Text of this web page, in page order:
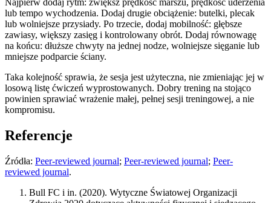
Najpierw dodaj rytm: zwiększ prędkość marszu, prędkość uderzenia
lub tempo wychodzenia. Dodaj drugie obciążenie: butelki, plecak
lub wolniejsze przysiady. Po trzecie, dodaj mobilność: głębsze
zawiasy, większy zasięg i kontrolowany obrót. Dodaj równowagę
na końcu: dłuższe chwyty na jednej nodze, wolniejsze sięganie lub
mniejsze podparcie ściany.
Taka kolejność sprawia, że sesja jest użyteczna, nie zmieniając jej w
losową listę ćwiczeń wyprostowanych. Dobry trening na stojąco
powinien sprawiać wrażenie małej, pełnej sesji treningowej, a nie
kompromisu.
Referencje
Źródła: Peer-reviewed journal; Peer-reviewed journal; Peer-
reviewed journal.
Bull FC i in. (2020). Wytyczne Światowej Organizacji